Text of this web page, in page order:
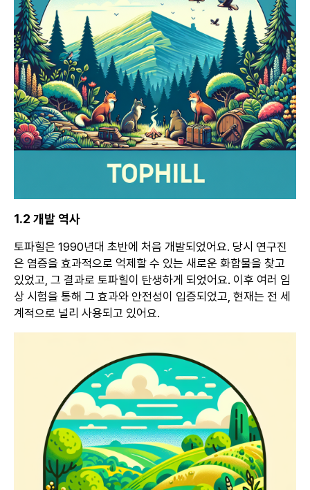
1.2 개발 역사
토파힐은 1990년대 초반에 처음 개발되었어요. 당시 연구진
은 염증을 효과적으로 억제할 수 있는 새로운 화합물을 찾고
있었고, 그 결과로 토파힐이 탄생하게 되었어요. 이후 여러 임
상 시험을 통해 그 효과와 안전성이 입증되었고, 현재는 전 세
계적으로 널리 사용되고 있어요.